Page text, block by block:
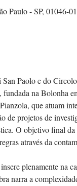
Paulo - SP, 01046-
Paolo e do
na Bolonha
que atuam
de projetos de
O objetivo final
através da
plenamente na
narra a